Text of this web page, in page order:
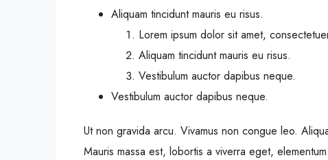
Aliquam tincidunt mauris eu risus.
Lorem ipsum dolor sit amet,
Aliquam tincidunt mauris eu risus.
Vestibulum auctor dapibus neque.
Vestibulum auctor dapibus neque.
Ut non gravida arcu. Vivamus non congue leo.
Mauris massa est, lobortis a viverra eget,